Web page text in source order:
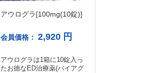
アウログラ[100mg(10錠)]
会員価格： 2,920 円
アウログラは1箱に10錠入っ
たお徳なED治療薬(バイアグ